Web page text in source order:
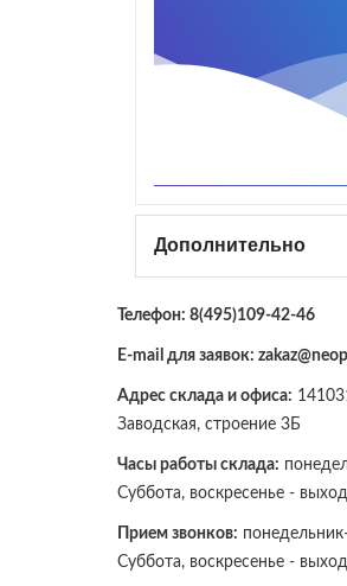
Дополнительно
Телефон: 8(495)109-42-46
E-mail для заявок:
Адрес склада и офиса:
Заводская, строение 3Б
Часы работы склада:
Суббота, воскресенье -
Прием звонков:
Суббота, воскресенье -